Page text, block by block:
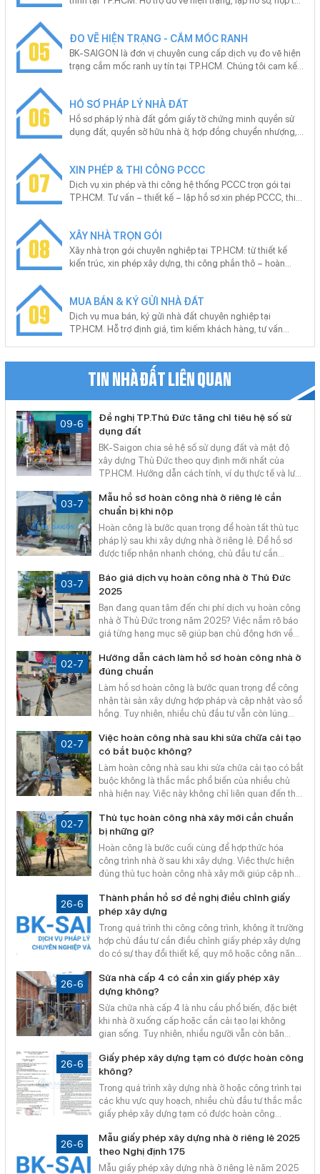
thửa, hoàn công.
05
ĐO VẼ HIỆN TRẠNG - CẮM MỐC RANH
BK-SAIGON là đơn vị chuyên cung cấp dịch vụ đo vẽ hiện
trạng cắm mốc ranh uy tín tại TP.HCM. Chúng tôi cam kết
đội ngũ kỹ sư chuyên nghiệp và trang thiết bị hiện đại, BK-
SAIGON tự hào mang đến dịch vụ chất lượng cao, đáp
ứng nhu cầu của khách hàng trong bối cảnh thị trường bất
06
HỒ SƠ PHÁP LÝ NHÀ ĐẤT
Hồ sơ pháp lý nhà đất gồm giấy tờ chứng minh quyền sử
dụng đất, quyền sở hữu nhà ở, hợp đồng chuyển nhượng,
vẽ, hoàn công, mua bán, tách thửa, hợp thửa, sang tên,
đăng ký thế chấp, tra thông tin quy hoạch.
07
XIN PHÉP & THI CÔNG PCCC
Dịch vụ xin phép và thi công hệ thống PCCC trọn gói tại
TP.HCM. Tư vấn – thiết kế – lập hồ sơ xin phép PCCC, thi
chuẩn, không phát sinh, hỗ trợ trọn gói.
08
XÂY NHÀ TRỌN GÓI
Xây nhà trọn gói chuyên nghiệp tại TP.HCM: từ thiết kế
kiến trúc, xin phép xây dựng, thi công phần thô – hoàn
báo giá theo yêu cầu từng công trình.
09
MUA BÁN & KÝ GỬI NHÀ ĐẤT
Dịch vụ mua bán, ký gửi nhà đất chuyên nghiệp tại
TP.HCM. Hỗ trợ định giá, tìm kiếm khách hàng, tư vấn
tận nơi, không phát sinh chi phí.
TIN NHÀ ĐẤT LIÊN QUAN
09-6
Đề nghị TP.Thủ Đức tăng chỉ tiêu hệ số sử
dụng đất
BK-Saigon chia sẻ hệ số sử dụng đất và mật độ
xây dựng Thủ Đức theo quy định mới nhất của
TP.HCM. Hướng dẫn cách tính, ví dụ thực tế và lưu
tra quy hoạch – xin phép xây dựng trọn gói, giúp hồ
sơ được duyệt nhanh, hợp pháp và tiết kiệm chi phí.
03-7
Mẫu hồ sơ hoàn công nhà ở riêng lẻ cần
chuẩn bị khi nộp
Hoàn công là bước quan trọng để hoàn tất thủ tục
pháp lý sau khi xây dựng nhà ở riêng lẻ. Để hồ sơ
được tiếp nhận nhanh chóng, chủ đầu tư cần
định. Bài viết dưới đây sẽ giúp bạn nắm rõ mẫu hồ
sơ hoàn công nhà ở riêng lẻ cần thiết khi nộp cho
cơ quan chức năng.
03-7
Báo giá dịch vụ hoàn công nhà ở Thủ Đức
2025
Bạn đang quan tâm đến chi phí dịch vụ hoàn công
nhà ở Thủ Đức trong năm 2025? Việc nắm rõ báo
giá từng hạng mục sẽ giúp bạn chủ động hơn về
sau sẽ cập nhật chi tiết các khoản phí phổ biến và
gợi ý giải pháp hoàn công nhanh chóng, đúng
chuẩn.
02-7
Hướng dẫn cách làm hồ sơ hoàn công nhà ở
đúng chuẩn
Làm hồ sơ hoàn công là bước quan trọng để công
nhận tài sản xây dựng hợp pháp và cập nhật vào sổ
hồng. Tuy nhiên, nhiều chủ đầu tư vẫn còn lúng
đây sẽ hướng dẫn chi tiết cách làm hồ sơ hoàn
công nhà ở đúng chuẩn pháp lý theo quy định mới
nhất.
02-7
Việc hoàn công nhà sau khi sửa chữa cải tạo
có bắt buộc không?
Làm hoàn công nhà sau khi sửa chữa cải tạo có bắt
buộc không là thắc mắc phổ biến của nhiều chủ
nhà hiện nay. Việc này không chỉ liên quan đến thủ
pháp lý về sau. Tùy vào quy mô sửa chữa, pháp luật
có quy định rõ ràng các trường hợp phải hoàn
công. Bài viết dưới đây sẽ giúp bạn hiểu rõ khi nào
cần thực hiện thủ tục này.
02-7
Thủ tục hoàn công nhà xây mới cần chuẩn
bị những gì?
Hoàn công là bước cuối cùng để hợp thức hóa
công trình nhà ở sau khi xây dựng. Việc thực hiện
đúng thủ tục hoàn công nhà xây mới giúp cập nhật
để hoàn công nhà xây mới, bạn cần chuẩn bị
những giấy tờ gì? Bài viết sau sẽ hướng dẫn chi tiết
các hồ sơ và lưu ý cần thiết.
26-6
Thành phần hồ sơ đề nghị điều chỉnh giấy
phép xây dựng
Trong quá trình thi công công trình, không ít trường
hợp chủ đầu tư cần điều chỉnh giấy phép xây dựng
do có sự thay đổi thiết kế, quy mô hoặc công năng.
những gì? Bài viết dưới đây sẽ cung cấp thông tin
chi tiết theo quy định mới nhất.
26-6
Sửa nhà cấp 4 có cần xin giấy phép xây
dựng không?
Sửa chữa nhà cấp 4 là nhu cầu phổ biến, đặc biệt
khi nhà ở xuống cấp hoặc cần cải tạo lại không
gian sống. Tuy nhiên, nhiều người vẫn còn băn
dựng không? Bài viết dưới đây sẽ giúp bạn hiểu rõ
các trường hợp được miễn giấy phép và quy trình
xin cấp phép khi cần thiết theo quy định mới nhất.
26-6
Giấy phép xây dựng tạm có được hoàn công
không?
Trong quá trình xây dựng nhà ở hoặc công trình tại
các khu vực quy hoạch, nhiều chủ đầu tư thắc mắc
giấy phép xây dựng tạm có được hoàn công
đến quyền lợi, nghĩa vụ của người dân và được quy
định cụ thể trong Luật Xây dựng hiện hành. Hãy
cùng tìm hiểu câu trả lời trong bài viết dưới đây.
26-6
Mẫu giấy phép xây dựng nhà ở riêng lẻ 2025
theo Nghị định 175
Mẫu giấy phép xây dựng nhà ở riêng lẻ năm 2025